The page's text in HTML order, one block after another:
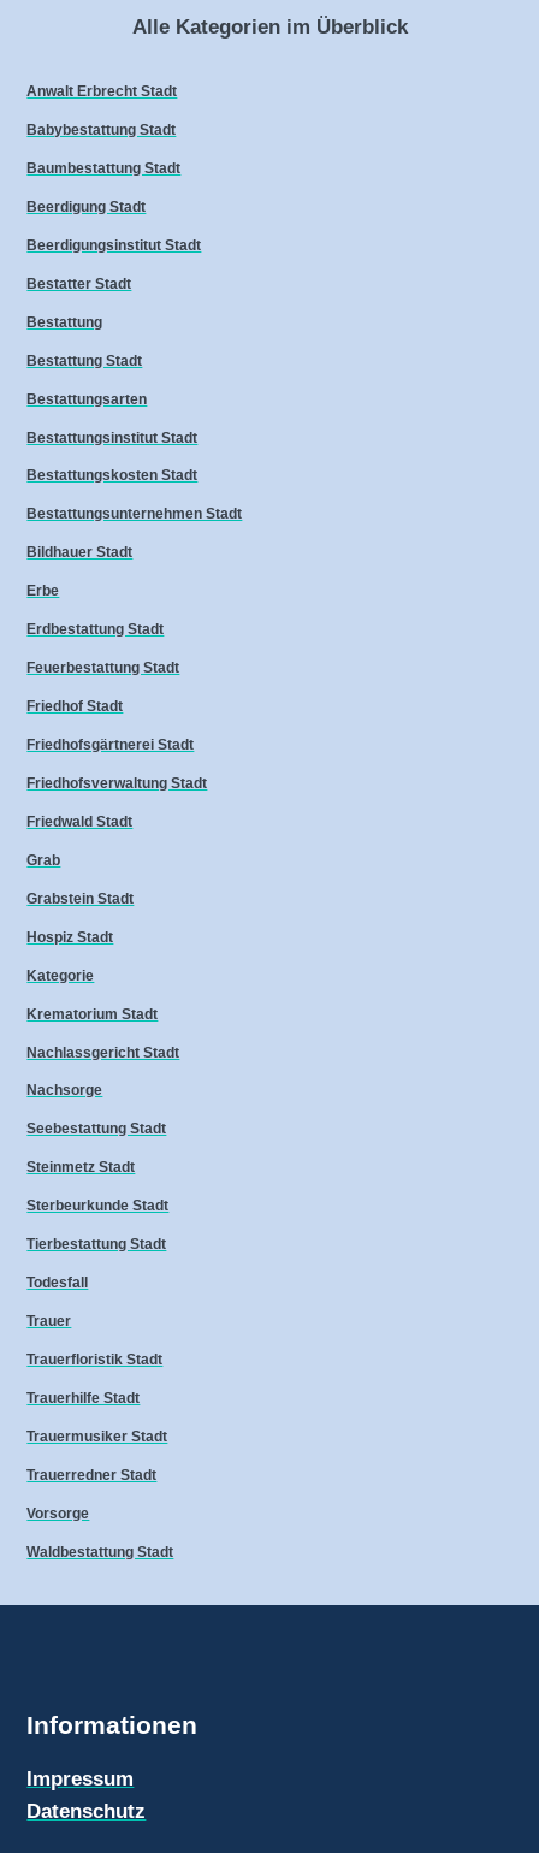
Alle Kategorien im Überblick
Anwalt Erbrecht Stadt
Babybestattung Stadt
Baumbestattung Stadt
Beerdigung Stadt
Beerdigungsinstitut Stadt
Bestatter Stadt
Bestattung
Bestattung Stadt
Bestattungsarten
Bestattungsinstitut Stadt
Bestattungskosten Stadt
Bestattungsunternehmen Stadt
Bildhauer Stadt
Erbe
Erdbestattung Stadt
Feuerbestattung Stadt
Friedhof Stadt
Friedhofsgärtnerei Stadt
Friedhofsverwaltung Stadt
Friedwald Stadt
Grab
Grabstein Stadt
Hospiz Stadt
Kategorie
Krematorium Stadt
Nachlassgericht Stadt
Nachsorge
Seebestattung Stadt
Steinmetz Stadt
Sterbeurkunde Stadt
Tierbestattung Stadt
Todesfall
Trauer
Trauerfloristik Stadt
Trauerhilfe Stadt
Trauermusiker Stadt
Trauerredner Stadt
Vorsorge
Waldbestattung Stadt
Informationen
Impressum
Datenschutz